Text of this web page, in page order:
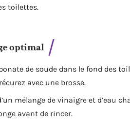
toilettes.
optimal
de soude dans le fond des
avec une brosse.
mélange de vinaigre et d’eau
avant de rincer.